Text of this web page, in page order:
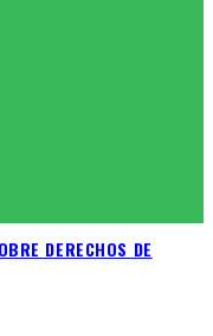
DERECHOS DE